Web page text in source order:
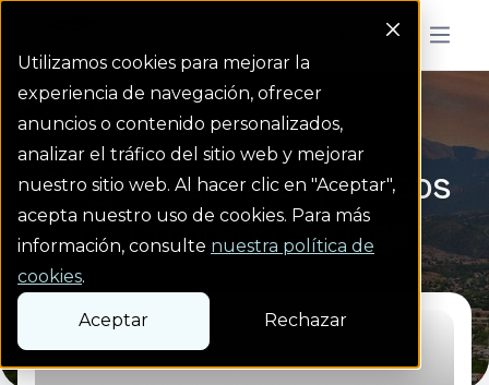
Utilizamos cookies para mejorar la
experiencia de navegación, ofrecer
anuncios o contenido personalizados,
analizar el tráfico del sitio web y mejorar
nuestro sitio web. Al hacer clic en "Aceptar",
acepta nuestro uso de cookies. Para más
información, consulte nuestra política de
cookies.
Aceptar Rechazar
Menu
Homepage link
Blog de servicios públicos
de Colorado Springs
Read more from